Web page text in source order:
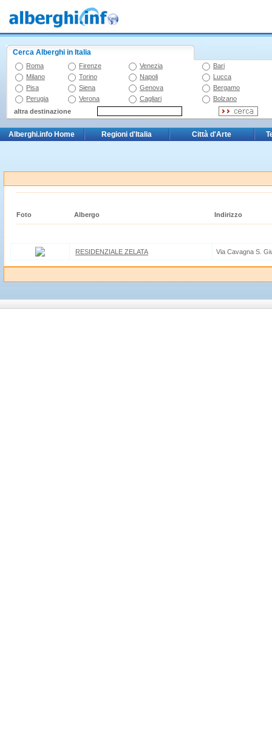
Cerca Alberghi in Italia
Roma Firenze Venezia
Bari
Milano
Torino Napoli
Lucca
Pisa
Siena Genova
Bergamo
Perugia
Verona Cagliari
Bolzano
altra destinazione
Alberghi.info Home Regioni d'Italia Città d'Arte
Foto Albergo Indirizzo
RESIDENZIALE ZELATA Via Cavagna S.